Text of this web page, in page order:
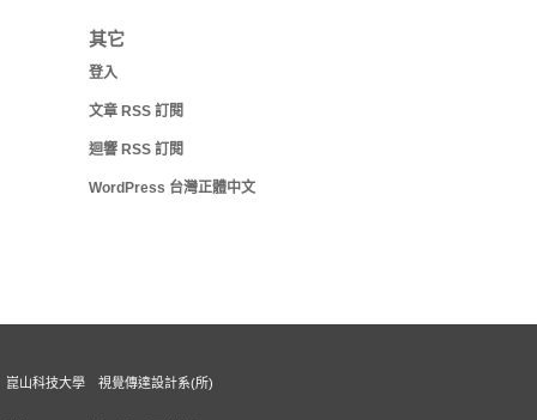
其它
登入
文章 RSS 訂閱
迴響 RSS 訂閱
WordPress 台灣正體中文
崑山科技大學 視覺傳達設計系(所)